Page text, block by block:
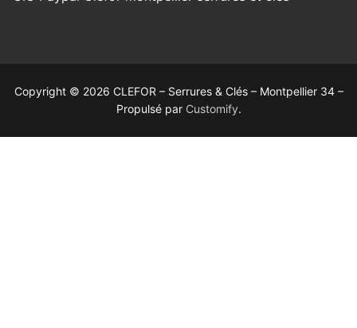
Copyright © 2026 CLEFOR – Serrures & Clés – Montpellier 34 –
Propulsé par Customify.